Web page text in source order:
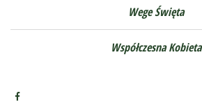
Wege Święta
Współczesna Kobieta